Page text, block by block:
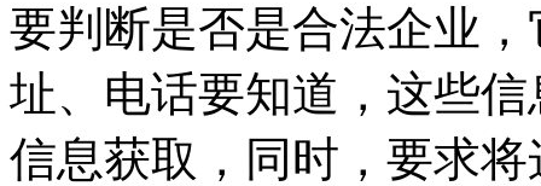
要判断是否是合法企业
址、电话要知道，这些
信息获取，同时，要求